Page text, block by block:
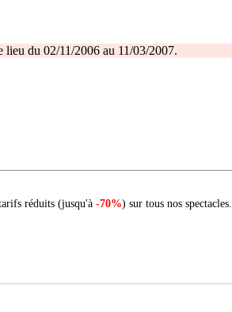
lieu du 02/11/2006 au 11/03/2007.
réduits (jusqu'à -70%) sur tous nos spectacles.